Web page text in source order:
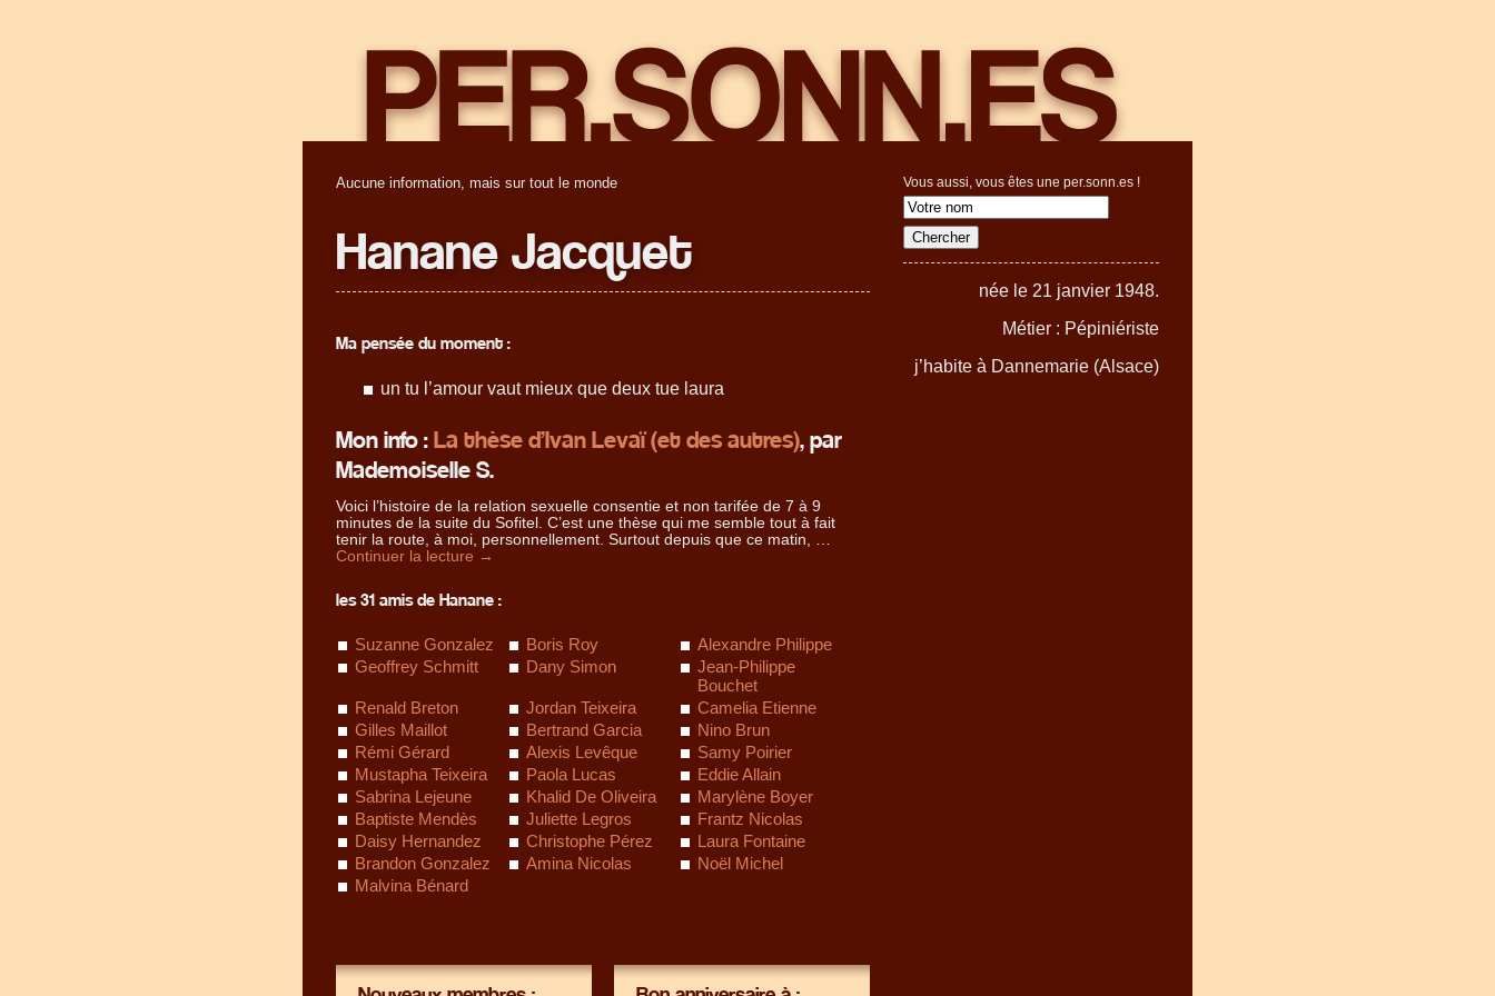
Aucune information, mais sur tout le monde
Hanane Jacquet
Vous aussi, vous êtes une per.sonn.es !
née le 21 janvier 1948.
Métier : Pépiniériste
j’habite à Dannemarie (Alsace)
Ma pensée du moment :
un tu l’amour vaut mieux que deux tue laura
Mon info :La thèse d’Ivan Levaï (et des autres), par
Mademoiselle S.
Voici l’histoire de la relation sexuelle consentie et non tarifée de 7 à 9
minutes de la suite du Sofitel. C’est une thèse qui me semble tout à fait
tenir la route, à moi, personnellement. Surtout depuis que ce matin, …
Continuer la lecture →
les 31 amis de Hanane :
Suzanne Gonzalez Boris Roy
Alexandre Philippe
Geoffrey Schmitt
Dany Simon
Jean-Philippe
Bouchet
Renald Breton
Jordan Teixeira
Camelia Etienne
Gilles Maillot
Bertrand Garcia
Nino Brun
Rémi Gérard
Alexis Levêque
Samy Poirier
Mustapha Teixeira
Paola Lucas
Eddie Allain
Sabrina Lejeune
Khalid De Oliveira
Marylène Boyer
Baptiste Mendès
Juliette Legros
Frantz Nicolas
Daisy Hernandez
Christophe Pérez
Laura Fontaine
Brandon Gonzalez
Amina Nicolas
Noël Michel
Malvina Bénard